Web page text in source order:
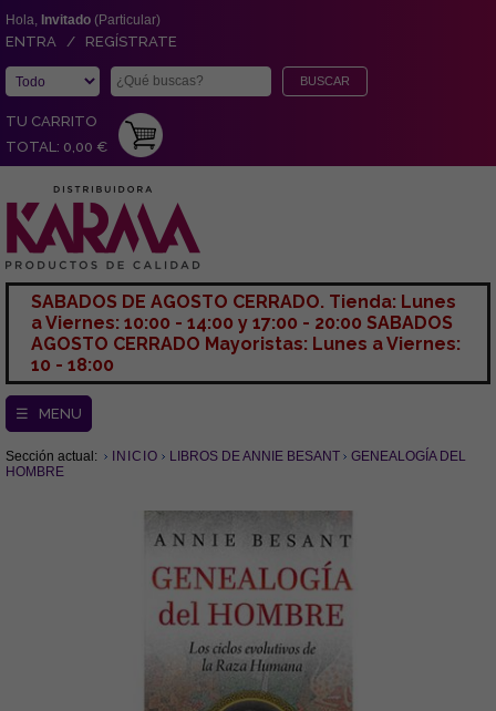
Hola, Invitado (Particular)
ENTRA / REGÍSTRATE
TU CARRITO
TOTAL: 0,00 €
SABADOS DE AGOSTO CERRADO. Tienda: Lunes
a Viernes: 10:00 - 14:00 y 17:00 - 20:00 SABADOS
AGOSTO CERRADO Mayoristas: Lunes a Viernes:
10 - 18:00
☰ MENU
Sección actual: INICIO LIBROS DE ANNIE BESANT
GENEALOGÍA DEL
HOMBRE